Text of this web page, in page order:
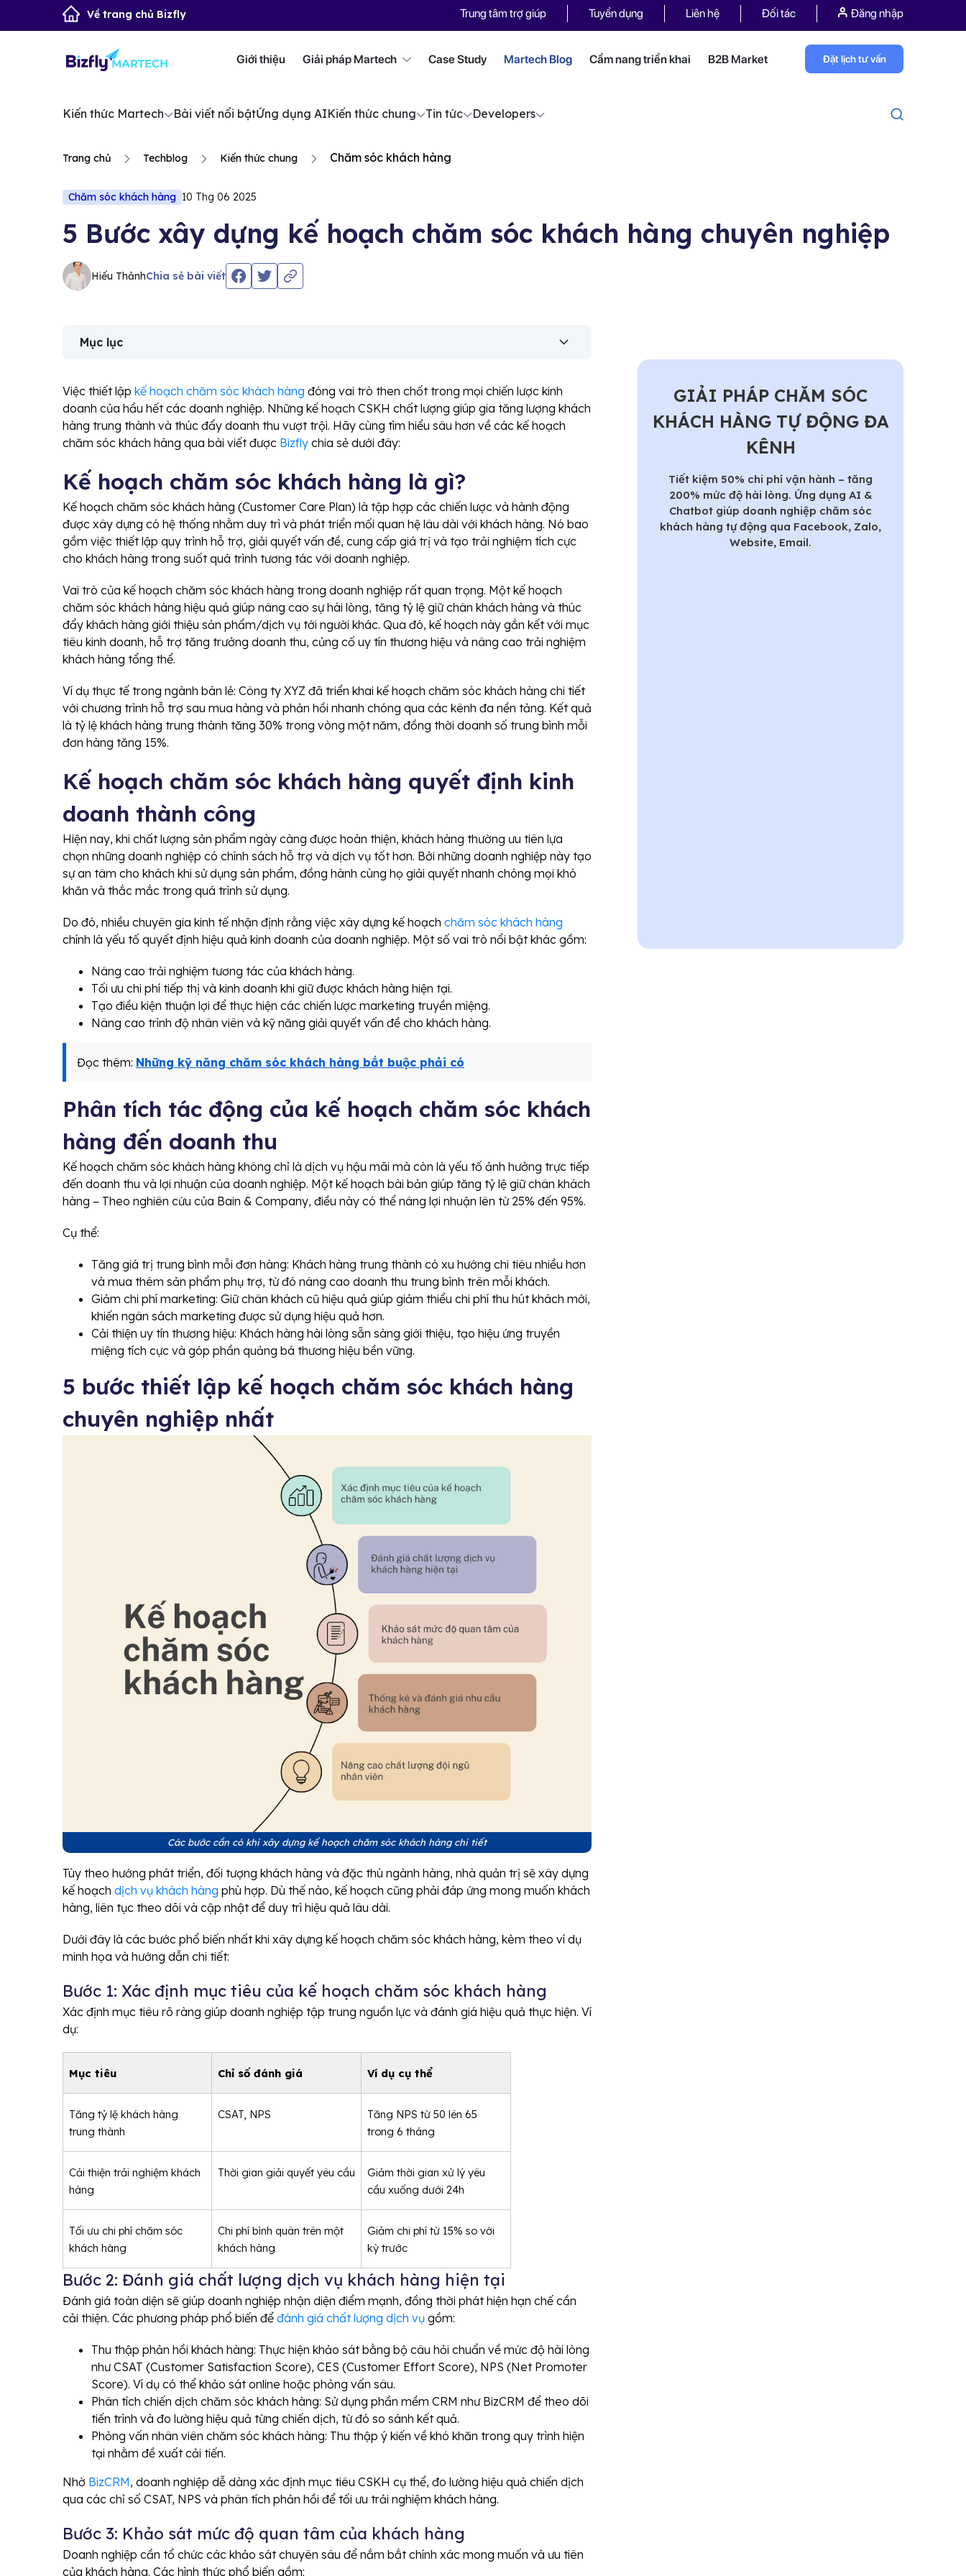
Về trang chủ Bizfly Trung tâm trợ giúp Tuyển dụng Liên hệ Đối tác Đăng nhập
Giới thiệu Giải pháp Martech Case Study Martech Blog Cẩm nang triển khai B2B Market Đặt lịch tư vấn
Kiến thức Martech Bài viết nổi bậtỨng dụng AIKiến thức chung Tin tức Developers
Trang chủ Techblog Kiến thức chung Chăm sóc khách hàng
Chăm sóc khách hàng 10 Thg 06 2025
5 Bước xây dựng kế hoạch chăm sóc khách hàng chuyên nghiệp
Hiếu ThảnhChia sẻ bài viết
Mục lục
Việc thiết lập kế hoạch chăm sóc khách hàng đóng vai trò then chốt trong mọi chiến lược kinh
doanh của hầu hết các doanh nghiệp. Những kế hoạch CSKH chất lượng giúp gia tăng lượng khách
hàng trung thành và thúc đẩy doanh thu vượt trội. Hãy cùng tìm hiểu sâu hơn về các kế hoạch
chăm sóc khách hàng qua bài viết được Bizfly chia sẻ dưới đây:
Kế hoạch chăm sóc khách hàng là gì?
Kế hoạch chăm sóc khách hàng (Customer Care Plan) là tập hợp các chiến lược và hành động
được xây dựng có hệ thống nhằm duy trì và phát triển mối quan hệ lâu dài với khách hàng. Nó bao
gồm việc thiết lập quy trình hỗ trợ, giải quyết vấn đề, cung cấp giá trị và tạo trải nghiệm tích cực
cho khách hàng trong suốt quá trình tương tác với doanh nghiệp.
Vai trò của kế hoạch chăm sóc khách hàng trong doanh nghiệp rất quan trọng. Một kế hoạch
chăm sóc khách hàng hiệu quả giúp nâng cao sự hài lòng, tăng tỷ lệ giữ chân khách hàng và thúc
đẩy khách hàng giới thiệu sản phẩm/dịch vụ tới người khác. Qua đó, kế hoạch này gắn kết với mục
tiêu kinh doanh, hỗ trợ tăng trưởng doanh thu, củng cố uy tín thương hiệu và nâng cao trải nghiệm
khách hàng tổng thể.
Ví dụ thực tế trong ngành bán lẻ: Công ty XYZ đã triển khai kế hoạch chăm sóc khách hàng chi tiết
với chương trình hỗ trợ sau mua hàng và phản hồi nhanh chóng qua các kênh đa nền tảng. Kết quả
là tỷ lệ khách hàng trung thành tăng 30% trong vòng một năm, đồng thời doanh số trung bình mỗi
đơn hàng tăng 15%.
Kế hoạch chăm sóc khách hàng quyết định kinh
doanh thành công
Hiện nay, khi chất lượng sản phẩm ngày càng được hoàn thiện, khách hàng thường ưu tiên lựa
chọn những doanh nghiệp có chính sách hỗ trợ và dịch vụ tốt hơn. Bởi những doanh nghiệp này tạo
sự an tâm cho khách khi sử dụng sản phẩm, đồng hành cùng họ giải quyết nhanh chóng mọi khó
khăn và thắc mắc trong quá trình sử dụng.
Do đó, nhiều chuyên gia kinh tế nhận định rằng việc xây dựng kế hoạch chăm sóc khách hàng
chính là yếu tố quyết định hiệu quả kinh doanh của doanh nghiệp. Một số vai trò nổi bật khác gồm:
Nâng cao trải nghiệm tương tác của khách hàng.
Tối ưu chi phí tiếp thị và kinh doanh khi giữ được khách hàng hiện tại.
Tạo điều kiện thuận lợi để thực hiện các chiến lược marketing truyền miệng.
Nâng cao trình độ nhân viên và kỹ năng giải quyết vấn đề cho khách hàng.
Đọc thêm: Những kỹ năng chăm sóc khách hàng bắt buộc phải có
Phân tích tác động của kế hoạch chăm sóc khách
hàng đến doanh thu
Kế hoạch chăm sóc khách hàng không chỉ là dịch vụ hậu mãi mà còn là yếu tố ảnh hưởng trực tiếp
đến doanh thu và lợi nhuận của doanh nghiệp. Một kế hoạch bài bản giúp tăng tỷ lệ giữ chân khách
hàng – Theo nghiên cứu của Bain & Company, điều này có thể nâng lợi nhuận lên từ 25% đến 95%.
Cụ thể:
Tăng giá trị trung bình mỗi đơn hàng: Khách hàng trung thành có xu hướng chi tiêu nhiều hơn
và mua thêm sản phẩm phụ trợ, từ đó nâng cao doanh thu trung bình trên mỗi khách.
Giảm chi phí marketing: Giữ chân khách cũ hiệu quả giúp giảm thiểu chi phí thu hút khách mới,
khiến ngân sách marketing được sử dụng hiệu quả hơn.
Cải thiện uy tín thương hiệu: Khách hàng hài lòng sẵn sàng giới thiệu, tạo hiệu ứng truyền
miệng tích cực và góp phần quảng bá thương hiệu bền vững.
5 bước thiết lập kế hoạch chăm sóc khách hàng
chuyên nghiệp nhất
Các bước cần có khi xây dựng kế hoạch chăm sóc khách hàng chi tiết
Tùy theo hướng phát triển, đối tượng khách hàng và đặc thù ngành hàng, nhà quản trị sẽ xây dựng
kế hoạch dịch vụ khách hàng phù hợp. Dù thế nào, kế hoạch cũng phải đáp ứng mong muốn khách
hàng, liên tục theo dõi và cập nhật để duy trì hiệu quả lâu dài.
Dưới đây là các bước phổ biến nhất khi xây dựng kế hoạch chăm sóc khách hàng, kèm theo ví dụ
minh họa và hướng dẫn chi tiết:
Bước 1: Xác định mục tiêu của kế hoạch chăm sóc khách hàng
Xác định mục tiêu rõ ràng giúp doanh nghiệp tập trung nguồn lực và đánh giá hiệu quả thực hiện. Ví
dụ:
Mục tiêu Chỉ số đánh giá Ví dụ cụ thể
Tăng tỷ lệ khách hàng
trung thành
CSAT, NPS
Tăng NPS từ 50 lên 65
trong 6 tháng
Cải thiện trải nghiệm khách
hàng
Thời gian giải quyết yêu cầu
Giảm thời gian xử lý yêu
cầu xuống dưới 24h
Tối ưu chi phí chăm sóc
khách hàng
Chi phí bình quân trên một
khách hàng
Giảm chi phí từ 15% so với
kỳ trước
Bước 2: Đánh giá chất lượng dịch vụ khách hàng hiện tại
Đánh giá toàn diện sẽ giúp doanh nghiệp nhận diện điểm mạnh, đồng thời phát hiện hạn chế cần
cải thiện. Các phương pháp phổ biến để đánh giá chất lượng dịch vụ gồm:
Thu thập phản hồi khách hàng: Thực hiện khảo sát bằng bộ câu hỏi chuẩn về mức độ hài lòng
như CSAT (Customer Satisfaction Score), CES (Customer Effort Score), NPS (Net Promoter
Score). Ví dụ có thể khảo sát online hoặc phỏng vấn sâu.
Phân tích chiến dịch chăm sóc khách hàng: Sử dụng phần mềm CRM như BizCRM để theo dõi
tiến trình và đo lường hiệu quả từng chiến dịch, từ đó so sánh kết quả.
Phỏng vấn nhân viên chăm sóc khách hàng: Thu thập ý kiến về khó khăn trong quy trình hiện
tại nhằm đề xuất cải tiến.
Nhờ BizCRM, doanh nghiệp dễ dàng xác định mục tiêu CSKH cụ thể, đo lường hiệu quả chiến dịch
qua các chỉ số CSAT, NPS và phân tích phản hồi để tối ưu trải nghiệm khách hàng.
Bước 3: Khảo sát mức độ quan tâm của khách hàng
Doanh nghiệp cần tổ chức các khảo sát chuyên sâu để nắm bắt chính xác mong muốn và ưu tiên
của khách hàng. Các hình thức phổ biến gồm:
GIẢI PHÁP CHĂM SÓC
KHÁCH HÀNG TỰ ĐỘNG ĐA
KÊNH
Tiết kiệm 50% chi phí vận hành – tăng
200% mức độ hài lòng. Ứng dụng AI &
Chatbot giúp doanh nghiệp chăm sóc
khách hàng tự động qua Facebook, Zalo,
Website, Email.